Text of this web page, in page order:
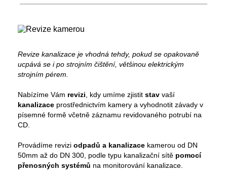
Revize kanalizace je vhodná tehdy, pokud se opakovaně
ucpává se i po strojním čištění, většinou elektrickým
strojním pérem.
Nabízíme Vám revizi , kdy umíme zjistit stav vaší
kanalizace prostřednictvím kamery a vyhodnotit závady v
písemné formě včetně záznamu revidovaného potrubí na
CD.
Provádíme revizi odpadů a kanalizace kamerou od DN
50mm až do DN 300, podle typu kanalizační sítě pomocí
přenosných systémů na monitorování kanalizace.